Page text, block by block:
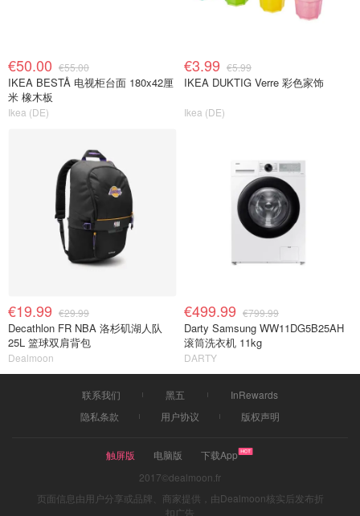
€50.00 €55.00
IKEA BESTÅ 电视柜台面 180x42厘
米 橡木板
Ikea (DE)
€3.99 €5.99
IKEA DUKTIG Verre 彩色家饰
Ikea (DE)
€19.99 €29.99
Decathlon FR NBA 洛杉矶湖人队
25L 篮球双肩背包
Dealmoon
€499.99 €799.99
Darty Samsung WW11DG5B25AH
滚筒洗衣机 11kg
DARTY
联系我们 黑五
InRewards
隐私条款
用户协议 版权声明
触屏版 电脑版
下载App
2017©dealmoon.fr
页面信息由用户分享或品牌、商家提供，由Dealmoon核实后发布折
扣广告